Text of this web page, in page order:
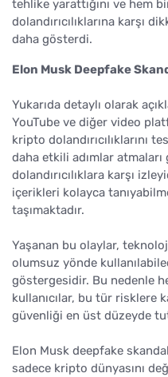
tehlike yarattığını ve hem
dolandırıcılıklarına karşı
daha gösterdi.
Elon Musk Deepfake
Yukarıda detaylı olarak
YouTube ve diğer video
kripto dolandırıcılıklarını
daha etkili adımlar
dolandırıcılıklara karşı
içerikleri kolayca
taşımaktadır.
Yaşanan bu olaylar,
olumsuz yönde
göstergesidir. Bu nedenle
kullanıcılar, bu tür risklere
güvenliği en üst düzeyde
Elon Musk deepfake
sadece kripto dünyasını